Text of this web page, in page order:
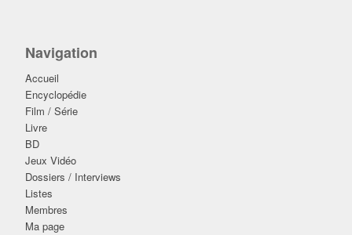
Navigation
Accueil
Encyclopédie
Film / Série
Livre
BD
Jeux Vidéo
Dossiers / Interviews
Listes
Membres
Ma page